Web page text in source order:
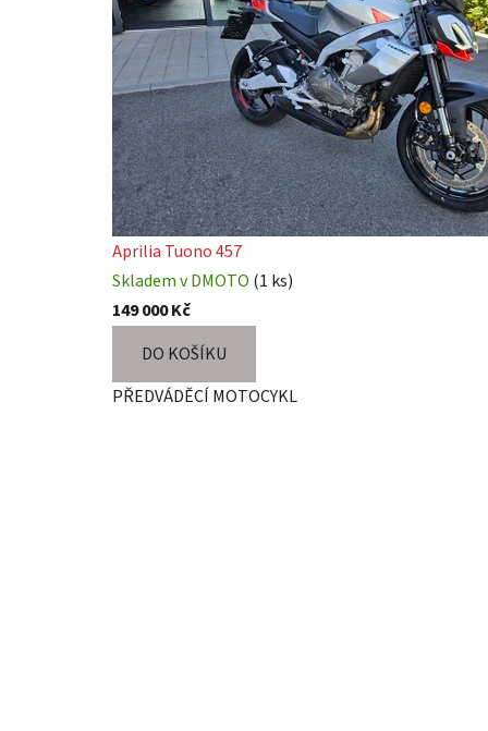
Aprilia Tuono 457
Skladem v DMOTO (1 ks)
149 000 Kč
DO KOŠÍKU
PŘEDVÁDĚCÍ MOTOCYKL